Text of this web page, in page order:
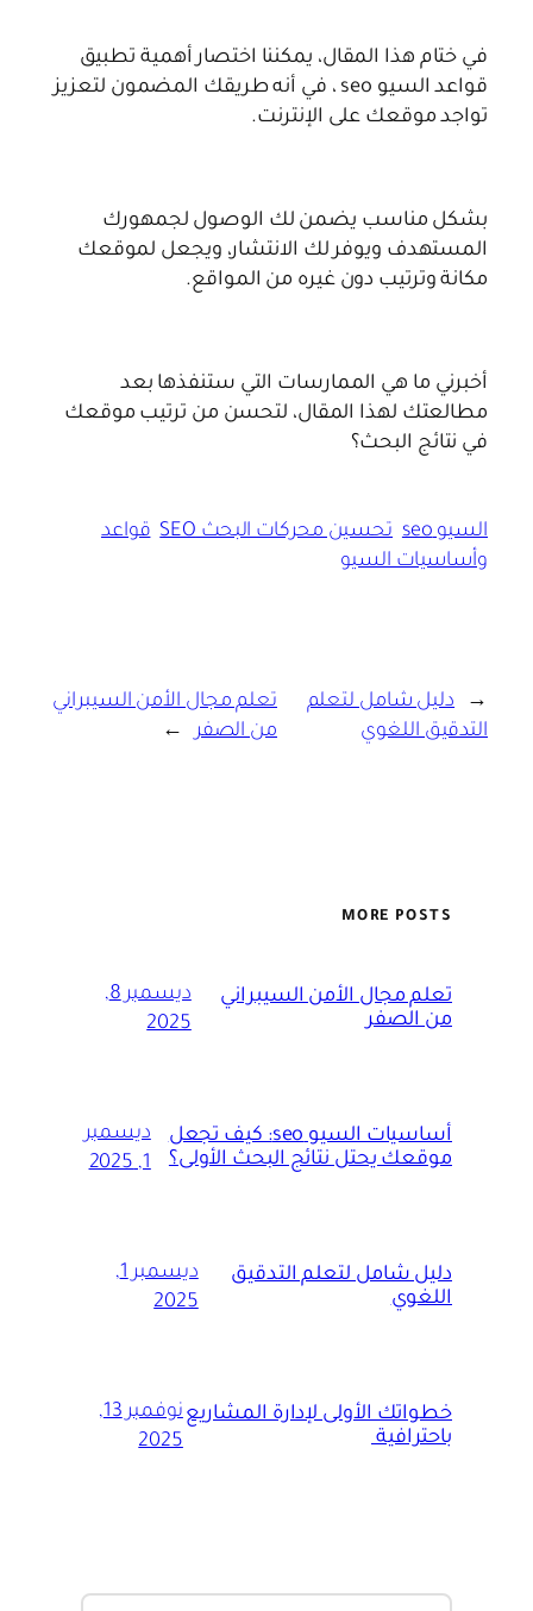
في ختام هذا المقال، يمكننا اختصار أهمية تطبيق
قواعد السيو seo ، في أنه طريقك المضمون لتعزيز
تواجد موقعك على الإنترنت.
بشكل مناسب يضمن لك الوصول لجمهورك
المستهدف ويوفر لك الانتشار، ويجعل لموقعك
مكانة وترتيب دون غيره من المواقع.
أخبرني ما هي الممارسات التي ستنفذها بعد
مطالعتك لهذا المقال، لتحسن من ترتيب موقعك
في نتائج البحث؟
السيو seo تحسين محركات البحث SEO
قواعد
وأساسيات السيو
←
دليل شامل لتعلم
التدقيق اللغوي
تعلم مجال الأمن السيبراني
من الصفر
→
MORE POSTS
تعلم مجال الأمن السيبراني
من الصفر
ديسمبر 8,
2025
أساسيات السيو seo: كيف تجعل
موقعك يحتل نتائج البحث الأولى؟
ديسمبر
1, 2025
دليل شامل لتعلم التدقيق
اللغوي
ديسمبر 1,
2025
خطواتك الأولى لإدارة المشاريع
باحترافية
نوفمبر 13,
2025